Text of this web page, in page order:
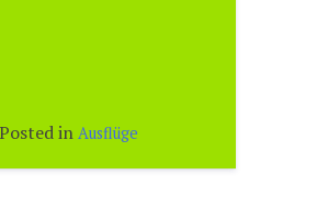
Posted in Ausflüge